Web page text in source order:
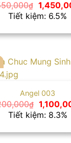
₫
Giá
gốc
là:
Tiết kiệm: 6.5%
Angel 003
₫ Giá
gốc
là:
Tiết kiệm: 8.3%